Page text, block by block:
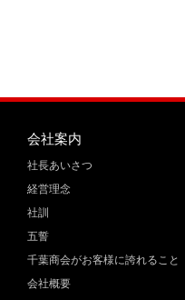
会社案内
社長あいさつ
経営理念
社訓
五誓
千葉商会がお客様に誇れること
会社概要